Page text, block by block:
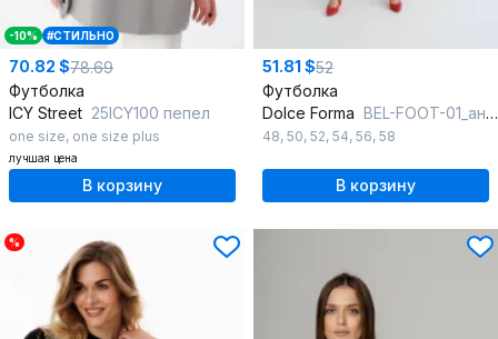
-10% #СТИЛЬНО
70.82 $78.69
Футболка
ICY Street 25ICY100 пепел
one size, one size plus
лучшая цена
В корзину
51.81 $52
Футболка
Dolce Forma BEL-FOOT-01_антрацитовый
48, 50, 52, 54, 56, 58
В корзину
%